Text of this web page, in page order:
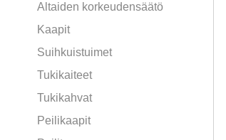
Altaiden korkeudensäätö
Kaapit
Suihkuistuimet
Tukikaiteet
Tukikahvat
Peilikaapit